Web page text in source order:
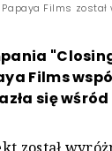
Papaya Films
Films
się